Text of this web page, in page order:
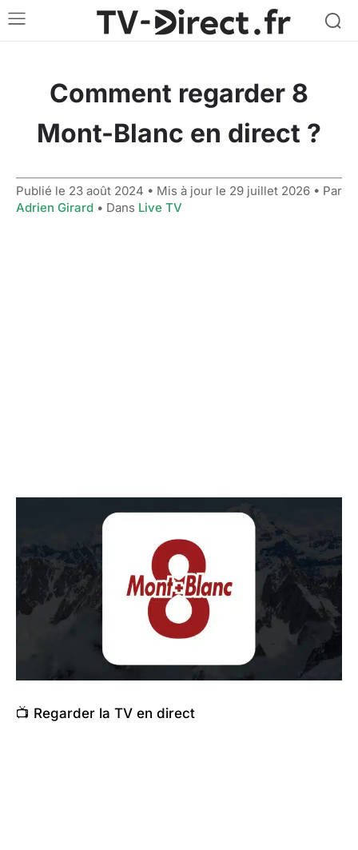
Comment regarder 8
Mont-Blanc en direct ?
Publié le 23 août 2024 • Mis à jour le 29 juillet 2026 • Par
Adrien Girard • Dans Live TV
📺 Regarder la TV en direct